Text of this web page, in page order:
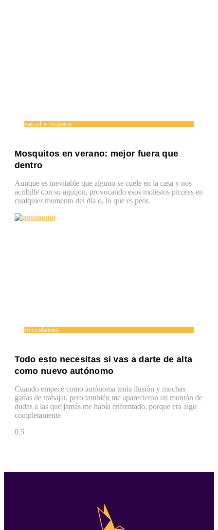
salud e higiene
Mosquitos en verano: mejor fuera que
dentro
Aunque es inevitable que alguno se cuele en la casa y nos
acribille con su aguijón, provocando esos molestos picores en
cualquier momento del día o, lo que es peor,
miscelanea
Todo esto necesitas si vas a darte de alta
como nuevo autónomo
Cuando empecé como autónoma tenía ilusión y muchas
ganas de trabajar, pero también me aparecieron un montón de
dudas a las que jamás me había enfrentado, porque era algo
completamente